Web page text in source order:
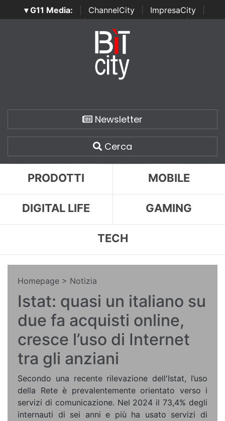
▾ G11 Media: ChannelCity ImpresaCity
SecurityOpenLab | Italian Channel Awards | Italian
Italian Security Awards
Newsletter
Cerca
PRODOTTI MOBILE
DIGITAL LIFE GAMING
TECH
Homepage > Notizia
Istat: quasi un italiano su
due fa acquisti online,
cresce l’uso di Internet
tra gli anziani
Secondo una recente rilevazione dell'Istat, l’uso
della Rete è prevalentemente orientato verso i
servizi di comunicazione. Nel 2024 il 73,4% degli
internauti di sei anni e più ha usato servizi di